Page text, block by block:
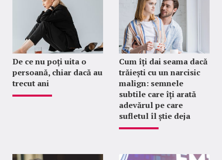
De ce nu poți uita o
persoană, chiar dacă au
trecut ani
Cum îți dai seama dacă
trăiești cu un narcisic
malign: semnele
subtile care îți arată
adevărul pe care
sufletul îl știe deja